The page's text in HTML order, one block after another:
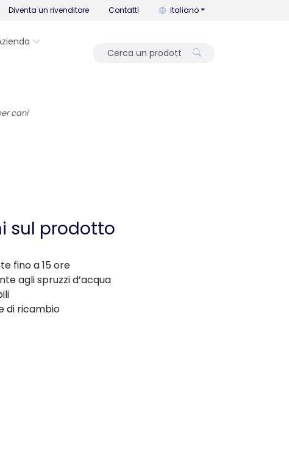
Diventa un rivenditore Contatti Puoi cambiare la lingua con
Italiano
cani
sul prodotto
fino a 15 ore
agli spruzzi d’acqua
di ricambio